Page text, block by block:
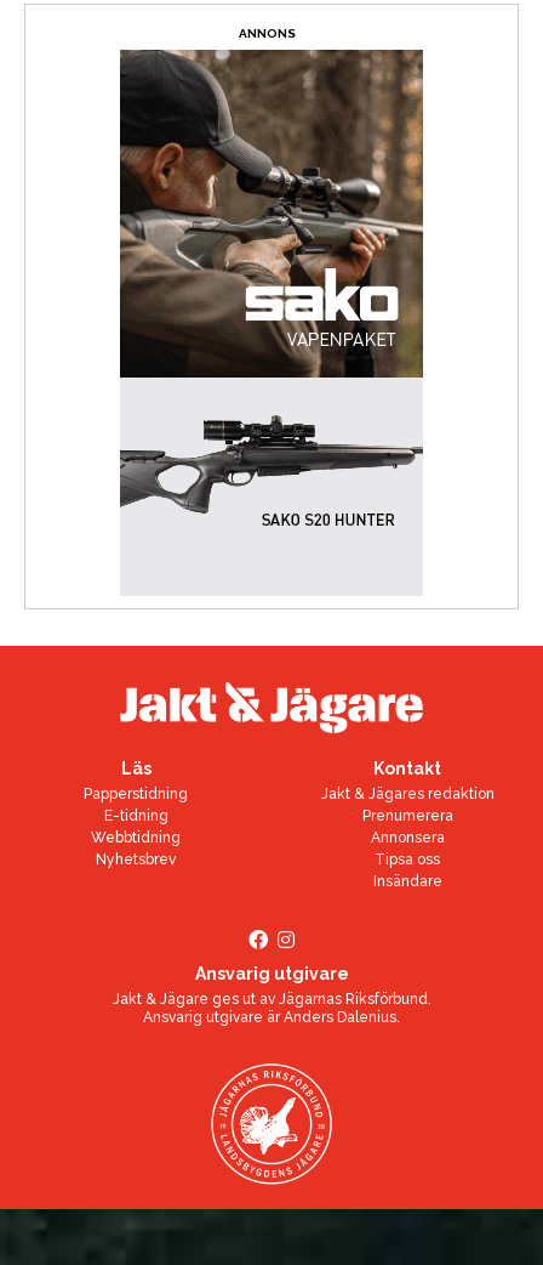
ANNONS
Läs
Papperstidning
E-tidning
Webbtidning
Nyhetsbrev
Kontakt
Jakt & Jägares redaktion
Prenumerera
Annonsera
Tipsa oss
Insändare
Ansvarig utgivare
Jakt & Jägare ges ut av Jägarnas Riksförbund
Ansvarig utgivare ärAnders Dalenius